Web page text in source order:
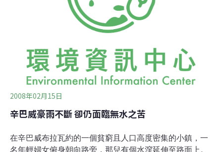
是加速興建水壩，以及河川取水量超出永續使用負載。 當
前有數十億人缺乏安全用水，健康受到惡劣衛生條件的威
脅，同時間糧食與生質燃料生產者又彼此爭奪土地與水
2008年02月15日
辛巴威豪雨不斷 卻仍面臨無水之苦
在辛巴威布拉瓦約的一個貧窮且人口高度密集的小鎮，一
名年輕婦女俯身朝向路旁，那兒有個水漥延伸至路面上。